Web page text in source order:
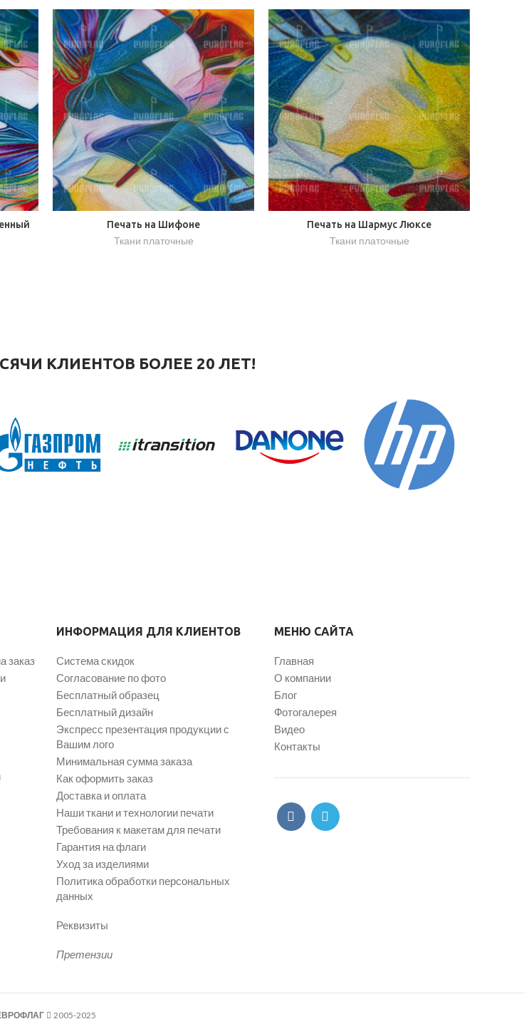
Печать на Шифоне
Ткани платочные
Печать на Шармус Люксе
Ткани платочные
КЛИЕНТОВ БОЛЕЕ 20 ЛЕТ!
заказ
ИНФОРМАЦИЯ ДЛЯ КЛИЕНТОВ
Система скидок
Согласование по фото
Бесплатный образец
Бесплатный дизайн
Экспресс презентация продукции с
Вашим лого
Минимальная сумма заказа
Как оформить заказ
Доставка и оплата
Наши ткани и технологии печати
Требования к макетам для печати
Гарантия на флаги
Уход за изделиями
Политика обработки персональных
данных
Реквизиты
Претензии
МЕНЮ САЙТА
Главная
О компании
Блог
Фотогалерея
Видео
Контакты
2005-2025